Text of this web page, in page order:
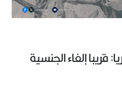
إلغاء الجنسية